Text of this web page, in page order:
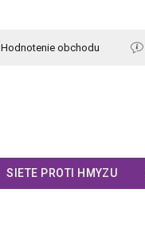
Hodnotenie obchodu
SIETE PROTI HMYZU